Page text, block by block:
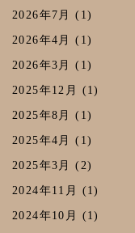
き・
しゃ
ぶし
ゃ
2026年7月 (1)
2026年4月 (1)
2026年3月 (1)
2025年12月 (1)
2025年8月 (1)
2025年4月 (1)
2025年3月 (2)
2024年11月 (1)
2024年10月 (1)